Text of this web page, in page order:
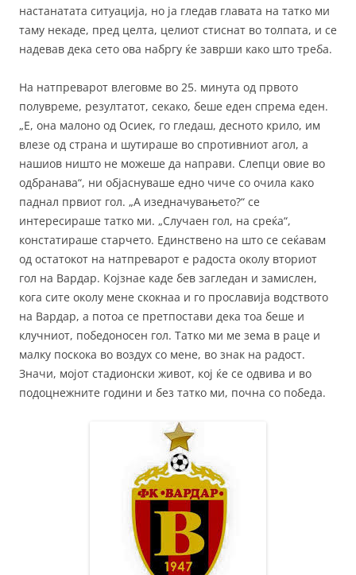
настанатата ситуација, но ја гледав главата на татко ми
таму некаде, пред целта, целиот стиснат во толпата, и се
надевав дека сето ова набргу ќе заврши како што треба.
На натпреварот влеговме во 25. минута од првото
полувреме, резултатот, секако, беше еден спрема еден.
„Е, она малоно од Осиек, го гледаш, десното крило, им
влезе од страна и шутираше во спротивниот агол, а
нашиов ништо не можеше да направи. Слепци овие во
одбранава“, ни објаснуваше едно чиче со очила како
паднал првиот гол. „А изедначувањето?“ се
интересираше татко ми. „Случаен гол, на среќа“,
констатираше старчето. Единствено на што се сеќавам
од остатокот на натпреварот е радоста околу вториот
гол на Вардар. Којзнае каде бев загледан и замислен,
кога сите околу мене скокнаа и го прославија водството
на Вардар, а потоа се претпостави дека тоа беше и
клучниот, победоносен гол. Татко ми ме зема в раце и
малку поскока во воздух со мене, во знак на радост.
Значи, мојот стадионски живот, кој ќе се одвива и во
подоцнежните години и без татко ми, почна со победа.